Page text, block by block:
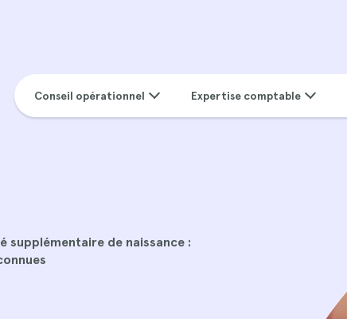
Conseil opérationnel Expertise comptable
supplémentaire de naissance :